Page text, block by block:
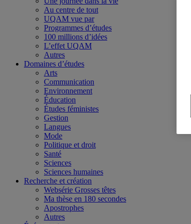
Au centre de tout
UQAM vue par
Programmes d’études
100 millions d’idées
L’effet UQAM
Autres
Domaines d’études
Arts
Communication
Environnement
Éducation
Études féministes
Gestion
Langues
Mode
Politique et droit
Santé
Sciences
Sciences humaines
Recherche et création
Websérie Grosses têtes
Ma thèse en 180 secondes
Apostrophes
Autres